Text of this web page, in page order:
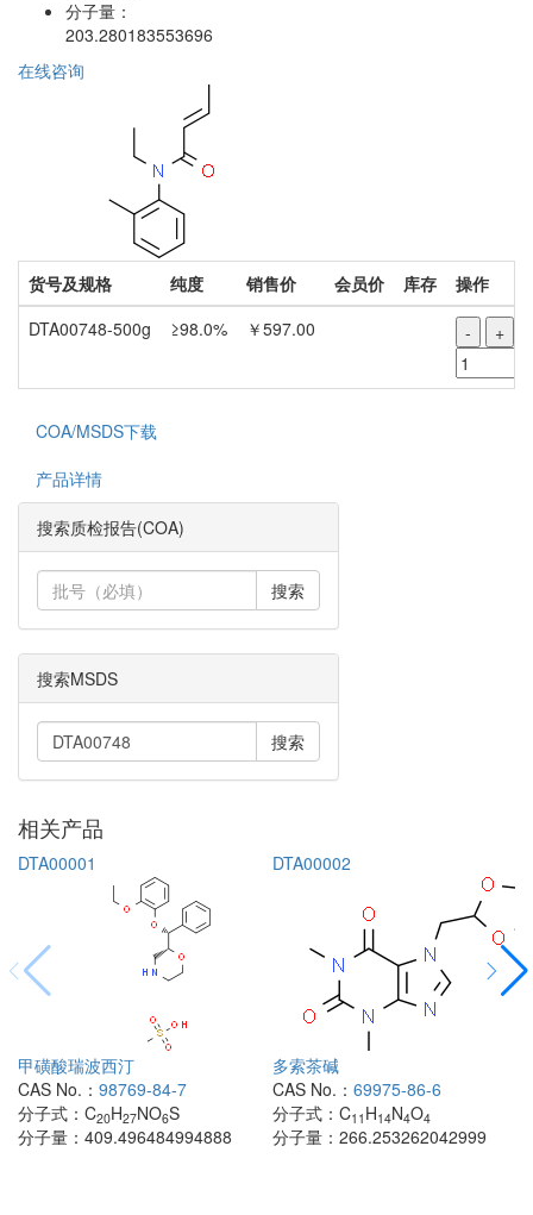
分子量：
203.280183553696
在线咨询
货号及规格 纯度 销售价 会员价 库存
操作
DTA00748-500g
≥98.0% ￥597.00 - +
COA/MSDS下载
产品详情
搜索质检报告(COA)
搜索
搜索MSDS
搜索
相关产品
DTA00001
甲磺酸瑞波西汀
CAS No.： 98769-84-7
分子式： C20H27NO6S
分子量： 409.496484994888
DTA00002
多索茶碱
CAS No.： 69975-86-6
分子式： C11 H14N4O4
分子量： 266.253262042999